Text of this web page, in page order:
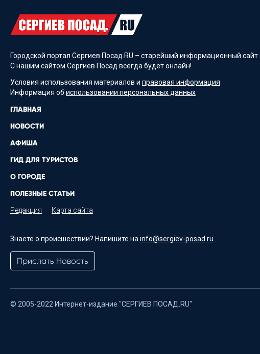
Городской портал Сергиев Посад.RU – старейший информационный
С нашим сайтом Сергиев Посад всегда будет онлайн!
Условия использования материалов и правовая информация
Информация об использовании персональных данных
ГЛАВНАЯ
НОВОСТИ
АФИША
ГИД ДЛЯ ТУРИСТОВ
О ГОРОДЕ
ПОЛЕЗНЫЕ СТАТЬИ
Редакция Карта сайта
Знаете о происшествии? Напишите на info@sergiev-posad.ru
Прислать Новость
© 2005-2022 Интернет-издание "СЕРГИЕВ ПОСАД.RU"